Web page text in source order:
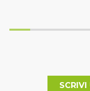
SCRIVI